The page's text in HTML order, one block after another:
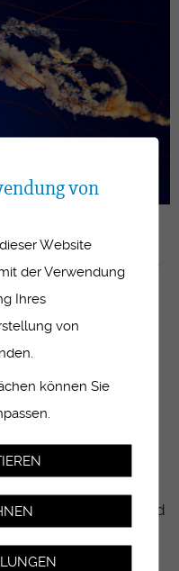
natoque penatibus
nascetur ridiculus
vitae ultrices leo.
torquent per
Aliquam a
vel vel odio.
orci, et dignissim
eget lacinia fringilla.
eget, cursus
vestibulum nisl, id
von
Website
der Verwendung
Ihres
von
können Sie